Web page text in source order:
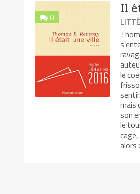
0
Il
le
mais
son
le
alors